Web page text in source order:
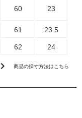
60 23
61 23.5
62 24
chevron_right 商品の採寸方法はこちら